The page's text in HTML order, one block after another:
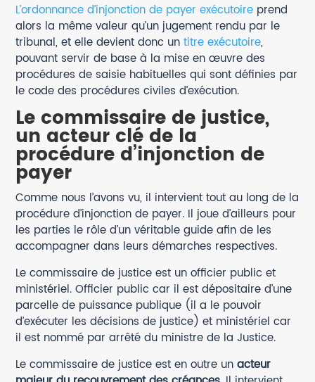
L’ordonnance d’injonction de payer exécutoire prend
alors la même valeur qu’un jugement rendu par le
tribunal, et elle devient donc untitre exécutoire,
pouvant servir de base à la mise en œuvre des
procédures de saisie habituelles qui sont définies par
le code des procédures civiles d’exécution.
Le commissaire de justice,
un acteur clé de la
procédure d’injonction de
payer
Comme nous l’avons vu, il intervient tout au long de la
procédure d’injonction de payer. Il joue d’ailleurs pour
les parties le rôle d’un véritable guide afin de les
accompagner dans leurs démarches respectives.
Le commissaire de justice est un officier public et
ministériel. Officier public car il est dépositaire d’une
parcelle de puissance publique (il a le pouvoir
d’exécuter les décisions de justice) et ministériel car
il est nommé par arrêté du ministre de la Justice.
Le commissaire de justice est en outre unacteur